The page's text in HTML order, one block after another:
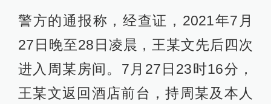
警方的通报称，经查证，2021年7月
27日晚至28日凌晨，王某文先后四次
进入周某房间。7月27日23时16分，
王某文返回酒店前台，持周某及本人